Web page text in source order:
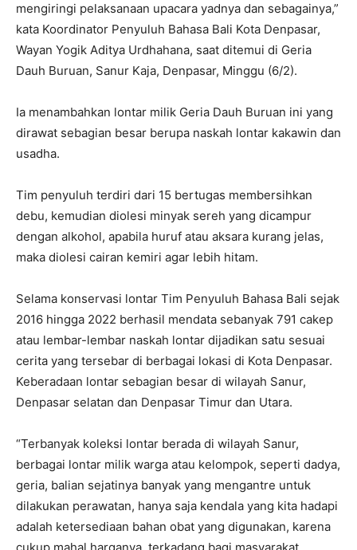
mengiringi pelaksanaan upacara yadnya dan sebagainya,”
kata Koordinator Penyuluh Bahasa Bali Kota Denpasar,
Wayan Yogik Aditya Urdhahana, saat ditemui di Geria
Dauh Buruan, Sanur Kaja, Denpasar, Minggu (6/2).
Ia menambahkan lontar milik Geria Dauh Buruan ini yang
dirawat sebagian besar berupa naskah lontar kakawin dan
usadha.
Tim penyuluh terdiri dari 15 bertugas membersihkan
debu, kemudian diolesi minyak sereh yang dicampur
dengan alkohol, apabila huruf atau aksara kurang jelas,
maka diolesi cairan kemiri agar lebih hitam.
Selama konservasi lontar Tim Penyuluh Bahasa Bali sejak
2016 hingga 2022 berhasil mendata sebanyak 791 cakep
atau lembar-lembar naskah lontar dijadikan satu sesuai
cerita yang tersebar di berbagai lokasi di Kota Denpasar.
Keberadaan lontar sebagian besar di wilayah Sanur,
Denpasar selatan dan Denpasar Timur dan Utara.
“Terbanyak koleksi lontar berada di wilayah Sanur,
berbagai lontar milik warga atau kelompok, seperti dadya,
geria, balian sejatinya banyak yang mengantre untuk
dilakukan perawatan, hanya saja kendala yang kita hadapi
adalah ketersediaan bahan obat yang digunakan, karena